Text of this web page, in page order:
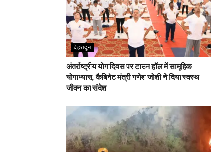
देहरादून
अंतर्राष्ट्रीय योग दिवस पर टाउन हॉल में सामूहिक
योगाभ्यास, कैबिनेट मंत्री गणेश जोशी ने दिया स्वस्थ
जीवन का संदेश